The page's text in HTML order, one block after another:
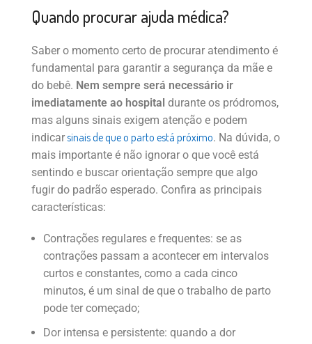
Quando procurar ajuda médica?
Saber o momento certo de procurar atendimento é
fundamental para garantir a segurança da mãe e
do bebê. Nem sempre será necessário ir
imediatamente ao hospital durante os pródromos,
mas alguns sinais exigem atenção e podem
indicarsinais de que o parto está próximo. Na dúvida, o
mais importante é não ignorar o que você está
sentindo e buscar orientação sempre que algo
fugir do padrão esperado. Confira as principais
características:
Contrações regulares e frequentes: se as
contrações passam a acontecer em intervalos
curtos e constantes, como a cada cinco
minutos, é um sinal de que o trabalho de parto
pode ter começado;
Dor intensa e persistente: quando a dor